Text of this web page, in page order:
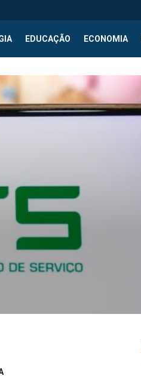
EDUCAÇÃO ECONOMIA